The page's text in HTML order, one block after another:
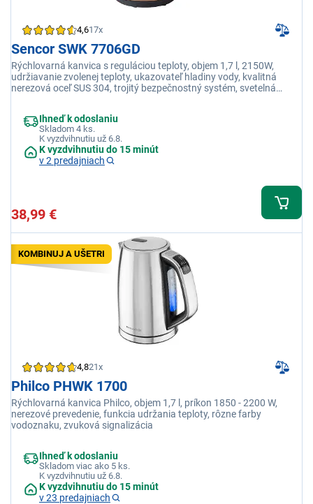
4,617x
Sencor SWK 7706GD
Rýchlovarná kanvica s reguláciou teploty, objem 1,7 l, 2150W,
udržiavanie zvolenej teploty, ukazovateľ hladiny vody, kvalitná
nerezová oceľ SUS 304, trojitý bezpečnostný systém, svetelná
Ihneď k odoslaniu
Skladom 4 ks.
K vyzdvihnutiu už 6.8.
K vyzdvihnutiu do 15 minút
v 2 predajniach
38,99 €
KOMBINUJ A UŠETRI
4,821x
Philco PHWK 1700
Rýchlovarná kanvica Philco, objem 1,7 l, príkon 1850 - 2200 W,
nerezové prevedenie, funkcia udržania teploty, rôzne farby
vodoznaku, zvuková signalizácia
Ihneď k odoslaniu
Skladom viac ako 5 ks.
K vyzdvihnutiu už 6.8.
K vyzdvihnutiu do 15 minút
v 23 predajniach